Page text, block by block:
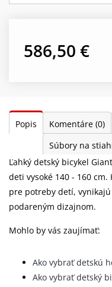
586,50 €
Popis Komentáre (0)
Súbory na
Ľahký detský bicykel
deti vysoké 140 - 160
pre potreby detí,
podareným dizajnom.
Mohlo by vás zaujímať:
Ako vybrať detskú
Ako vybrať detský